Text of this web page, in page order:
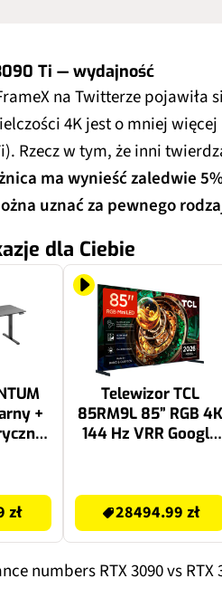
Ti — wydajność
na Twitterze pojawiła
4K jest o mniej
Rzecz w tym, że inni
ma wynieść zaledwie
uznać za pewnego
dla Ciebie
+
zł
Telewizor TCL
85RM9L 85” RGB 4K
144 Hz VRR Google
2.1
28494.99 zł
numbers RTX 3090 vs